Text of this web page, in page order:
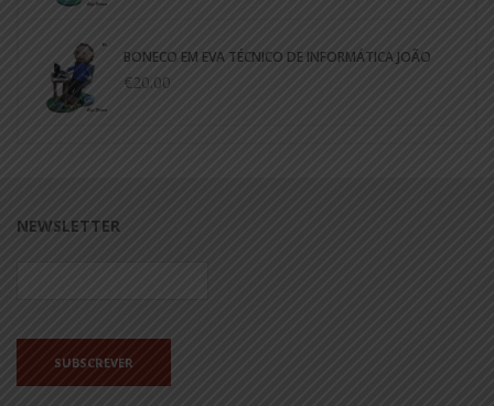
BONECO EM EVA TÉCNICO DE INFORMÁTICA JOÃO
€20.00
NEWSLETTER